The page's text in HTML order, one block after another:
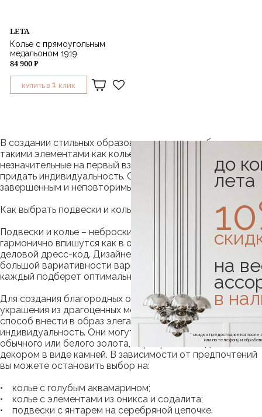
LETA
Колье с прямоугольным
медальоном 1919
84 900 ₽
КУПИТЬ В 1 КЛИК
В создании стильных образов не стоит пренебрегать
такими элементами как колье и подвески. Эти,
незначительные на первый взгляд, украшения, способны
придать индивидуальность. С ними образ будет
завершенным и неповторимым.
Как выбрать подвески и колье
Подвески и колье – неброские украшения, которые
гармонично впишутся как в образы в стиле casual, так и
деловой дресс-код. Дизайнерские изделия исполнены в
большой вариативности вариантов, среди которых
каждый подберет оптимальное решение.
Для создания благородных образов стоит предпочесть
украшения из драгоценных металлов. Это прекрасный
способ внести в образ элегантность и проявить
индивидуальность. Они могут быть исполнены из
обычного или белого золота, серебра и быть дополнены
декором в виде камней. В зависимости от предпочтений
вы можете остановить выбор на:
• колье с голубым аквамарином;
• колье с элементами из оникса и содалита;
• подвески с янтарем на серебряной цепочке.
до
лета
на
в
* скидка предоставляется
или по телефону и